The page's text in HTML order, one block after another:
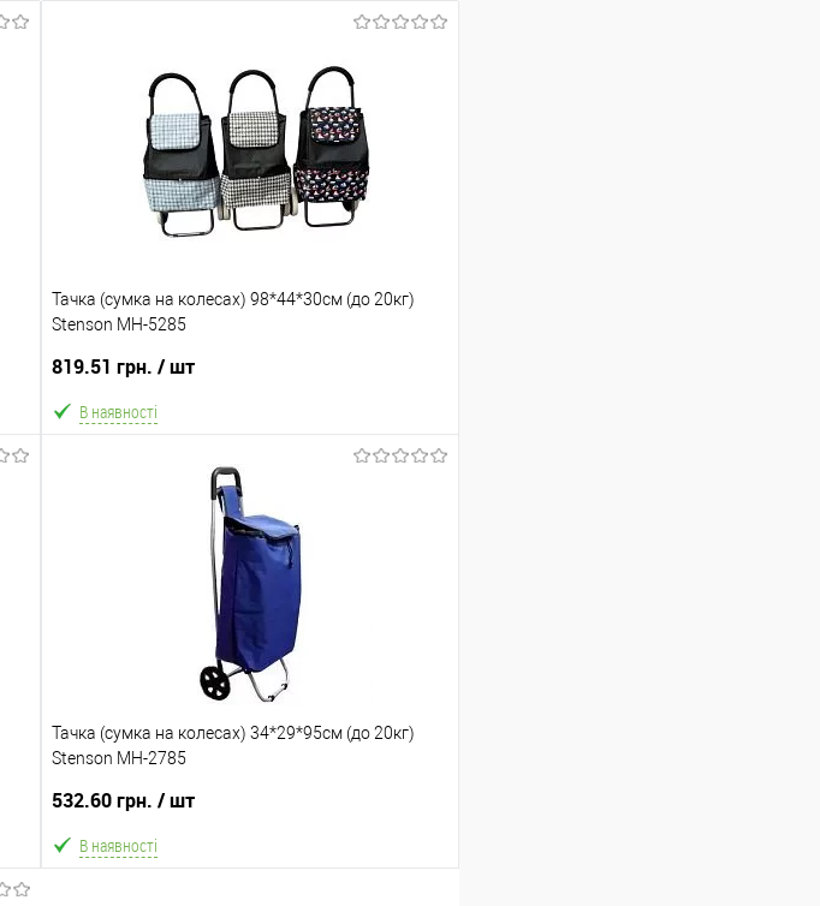
Тачка (сумка на колесах) 98*44*30см (до 20кг)
Stenson MH-5285
819.51 грн. / шт
В наявності
В кошик
Порівняння
Відправка тільки Новою поштою протягом 2-5 днів
після передоплати 500 грн (упаковку оплачує
кольором або малюнком (див. фото), колір та
Тачка (сумка на колесах) 34*29*95см (до 20кг)
Stenson MH-2785
532.60 грн. / шт
В наявності